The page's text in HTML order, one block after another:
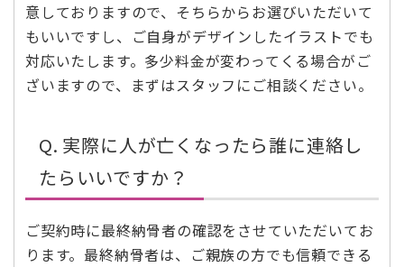
意しておりますので、そちらからお選びいただいて
もいいですし、ご自身がデザインしたイラストでも
対応いたします。多少料金が変わってくる場合がご
ざいますので、まずはスタッフにご相談ください。
Q. 実際に人が亡くなったら誰に連絡し
たらいいですか？
ご契約時に最終納骨者の確認をさせていただいてお
ります。最終納骨者は、ご親族の方でも信頼できる